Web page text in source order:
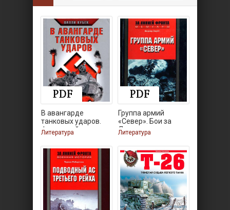
В авангарде
танковых ударов.
Фронтовой
Литература
Группа армий
«Север». Бои за
Ленинград.
Литература